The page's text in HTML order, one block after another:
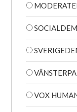
VOX